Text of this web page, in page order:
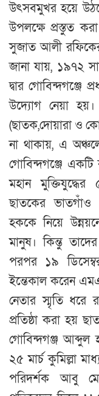
উৎসবমুখর হয়ে
উপলক্ষে প্রস্তুত
সুজাত আলী
জানা যায়, ১৯৭২
দ্বার গোবিন্দগঞ্জে
উদ্যোগ নেয়া
(ছাতক,দোয়ারা ও
না থাকায়, এ
গোবিন্দগঞ্জে একটি
মহান মুক্তিযুদ্ধের
ছাতকের ভাতগাঁও
হককে নিয়ে
মানুষ। কিন্তু
পরপর ১৯
ইন্তেকাল করেন
নেতার স্মৃতি ধরে
প্রতিষ্ঠা করা হয়
গোবিন্দগঞ্জ আব্দুল
২৫ মার্চ কুমিল্লা
পরিদর্শক আবু